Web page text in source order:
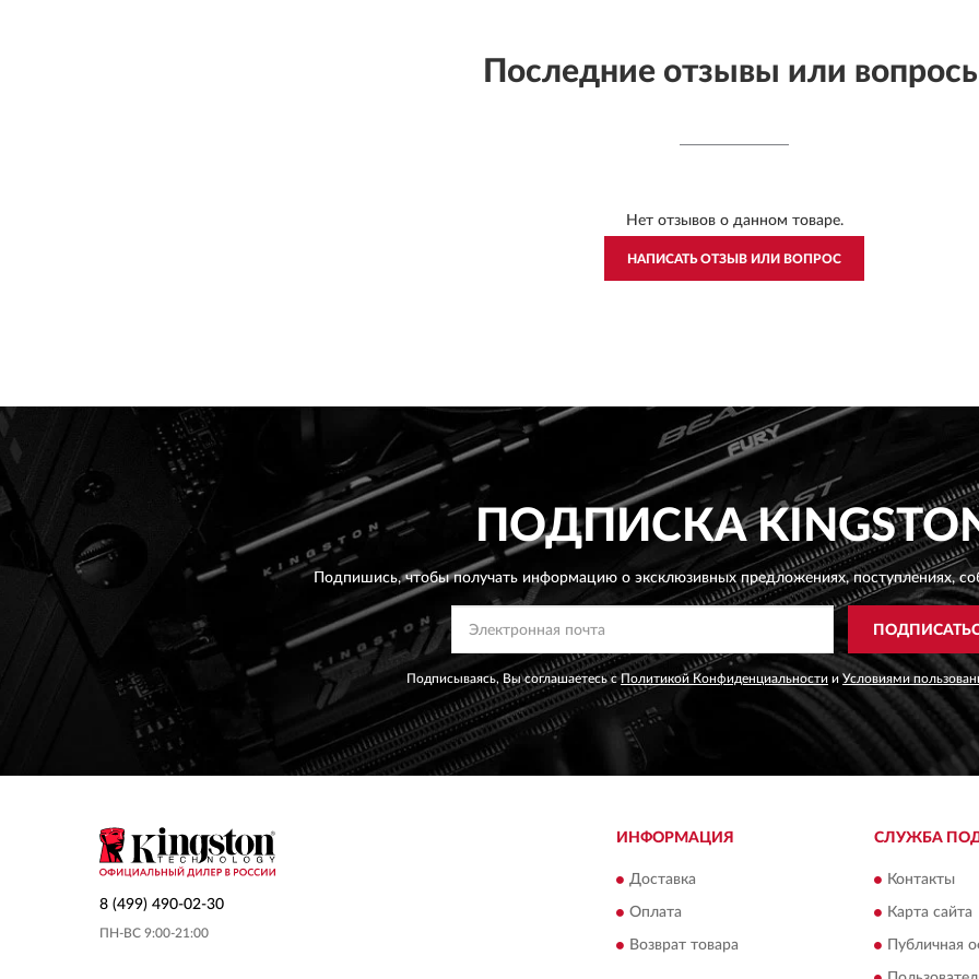
Последние отзывы или
Нет отзывов о данном товаре.
НАПИСАТЬ ОТЗЫВ ИЛИ ВОПРОС
ПОДПИСКА
Подпишись, чтобы получать информацию о эксклюзивных предложениях,поступлениях,
Подписываясь, Вы соглашаетесь сПолитикой Конфиденциальности иУсловиями
8 (499) 490-02-30
ПН-ВС 9:00-21:00
ИНФОРМАЦИЯ
Доставка
Оплата
Возврат товара
СЛУЖБА
Контакты
Карта сайта
Публичная